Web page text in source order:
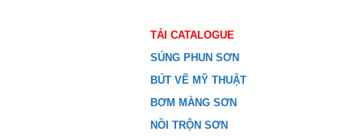
TẢI CATALOGUE
SÚNG PHUN SƠN
BÚT VẼ MỸ THUẬT
BƠM MÀNG SƠN
NỒI TRỘN SƠN